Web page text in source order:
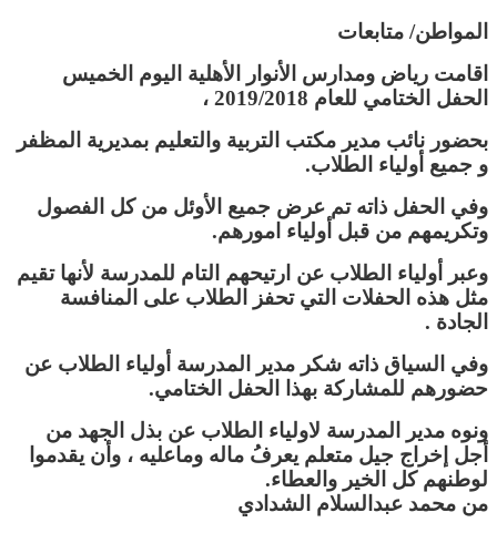
المواطن/ متابعات
اقامت رياض ومدارس الأنوار الأهلية اليوم الخميس
الحفل الختامي للعام 2019/2018 ،
بحضور نائب مدير مكتب التربية والتعليم بمديرية المظفر
و جميع أولياء الطلاب.
وفي الحفل ذاته تم عرض جميع الأوئل من كل الفصول
وتكريمهم من قبل أولياء امورهم.
وعبر أولياء الطلاب عن ارتيحهم التام للمدرسة لأنها تقيم
مثل هذه الحفلات التي تحفز الطلاب على المنافسة
الجادة .
وفي السياق ذاته شكر مدير المدرسة أولياء الطلاب عن
حضورهم للمشاركة بهذا الحفل الختامي.
ونوه مدير المدرسة لاولياء الطلاب عن بذل الجهد من
أجل إخراج جيل متعلم يعرفُ ماله وماعليه ، وأن يقدموا
لوطنهم كل الخير والعطاء.
من محمد عبدالسلام الشدادي